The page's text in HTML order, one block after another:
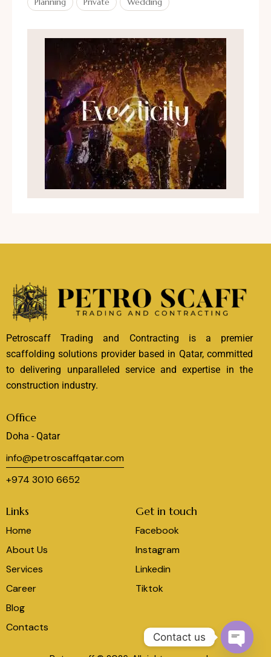
Petroscaff Trading and Contracting is a premier
scaffolding solutions provider based in Qatar, committed
to delivering unparalleled service and expertise in the
construction industry.
Office
Doha - Qatar
info@petroscaffqatar.com
+974 3010 6652
Links
Home
About Us
Services
Career
Blog
Contacts
Get in touch
Facebook
Instagram
Linkedin
Tiktok
Contact us